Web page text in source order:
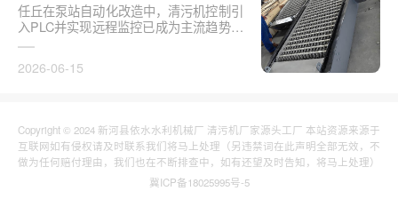
任丘在泵站自动化改造中，清污机控制引
入PLC并实现远程监控已成为主流趋势。
传统清污机多采用继电器硬接线，无法实
2026-06-15
Copyright © 2024 新河县依水水利机械厂 清污机厂家源头工厂 本站资源来源于
互联网如有侵权请及时联系我们将马上处理（另违禁词在此声明全部无效，不
做为任何赔付理由，我们也在不断排查中，如有还望及时告知，将马上处理）
冀ICP备18025995号-5